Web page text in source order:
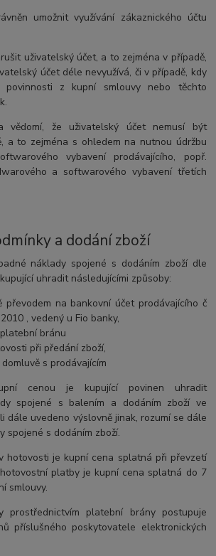
umožnit využívání zákaznického účtu
uživatelský účet, a to zejména v případě,
účet déle nevyužívá, či v případě, kdy
povinnosti z kupní smlouvy nebo těchto
vědomí, že uživatelský účet nemusí být
a to zejména s ohledem na nutnou údržbu
vybavení prodávajícího, popř.
a softwarového vybavení třetích
a dodání zboží
náklady spojené s dodáním zboží dle
uhradit následujícími způsoby:
převodem na bankovní účet prodávajícího č
, vedený u Fio banky,
bránu
při předání zboží,
s prodávajícím
cenou je kupující povinen uhradit
spojené s balením a dodáním zboží ve
dále uvedeno výslovně jinak, rozumí se dále
spojené s dodáním zboží.
hotovosti je kupní cena splatná při převzetí
platby je kupní cena splatná do 7
smlouvy.
platební brány postupuje
příslušného poskytovatele elektronických